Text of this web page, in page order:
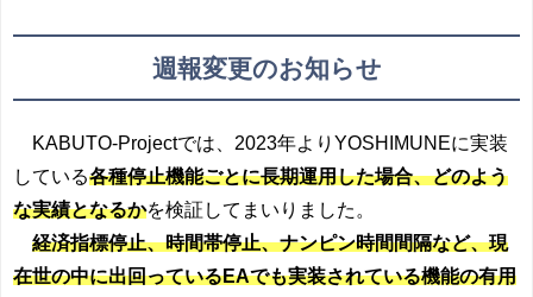
週報変更のお知らせ
KABUTO-Projectでは、2023年よりYOSHIMUNEに実装
している各種停止機能ごとに長期運用した場合、どのよう
な実績となるかを検証してまいりました。
経済指標停止、時間帯停止、ナンピン時間間隔など、現
在世の中に出回っているEAでも実装されている機能の有用